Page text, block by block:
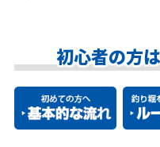
2026.08.04
8/4 釣果
初心者の方